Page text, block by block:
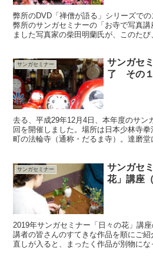
弊所のDVD「禅僧が語る」シリーズで
弊所のサンガセミナーの「お寺で写真
ました写真家の柴田明蘭氏が、このたび
サンガセミナー
サンガセ
了 その１
去る、平成29年12月4日、本年度のサン
回を開催しました。場所は日本少林寺
町の法輪寺（通称・だるま寺）。達磨
サンガセミナー
サンガセ
花」講座（
2019年サンガセミナー「日々の花」講
講者の皆さんのすてきな作品を順にご
直しが入ると、まったく作品が別物に